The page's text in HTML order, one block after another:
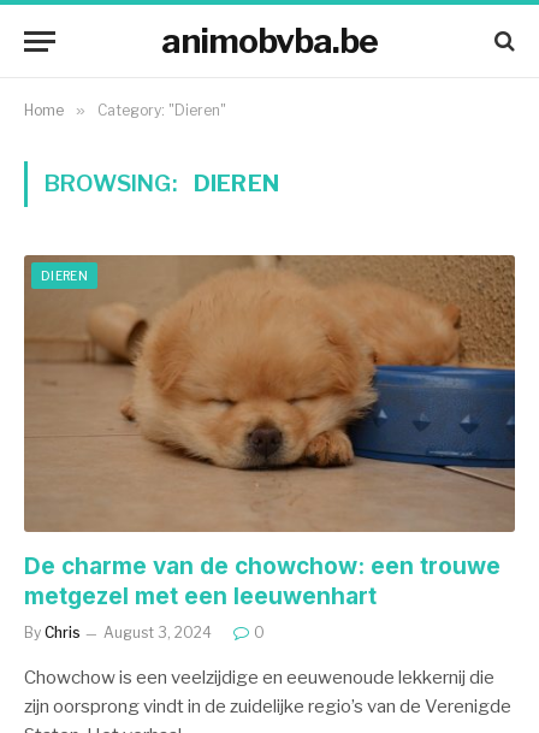
animobvba.be
Home » Category: "Dieren"
BROWSING: DIEREN
DIEREN
De charme van de chowchow: een trouwe
metgezel met een leeuwenhart
By Chris August 3, 2024 0
Chowchow is een veelzijdige en eeuwenoude lekkernij die
zijn oorsprong vindt in de zuidelijke regio’s van de Verenigde